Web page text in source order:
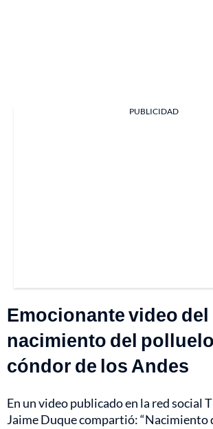
PUBLICIDAD
Emocionante video del
nacimiento del
cóndor de los Andes
En un video publicado en la red social
Jaime Duque compartió: “Nacimiento